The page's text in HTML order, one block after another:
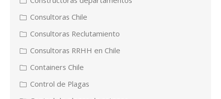
Consultoras Chile
Consultoras Reclutamiento
Consultoras RRHH en Chile
Containers Chile
Control de Plagas